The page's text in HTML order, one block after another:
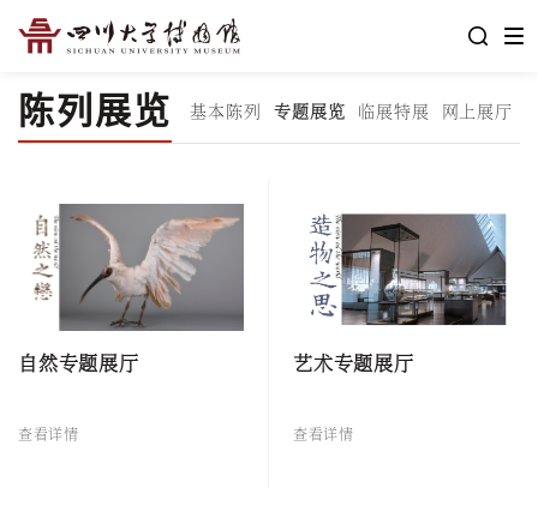
陈列展览 基本陈列 专题展览 临展特展 网上展厅
自然专题展厅
查看详情
艺术专题展厅
查看详情